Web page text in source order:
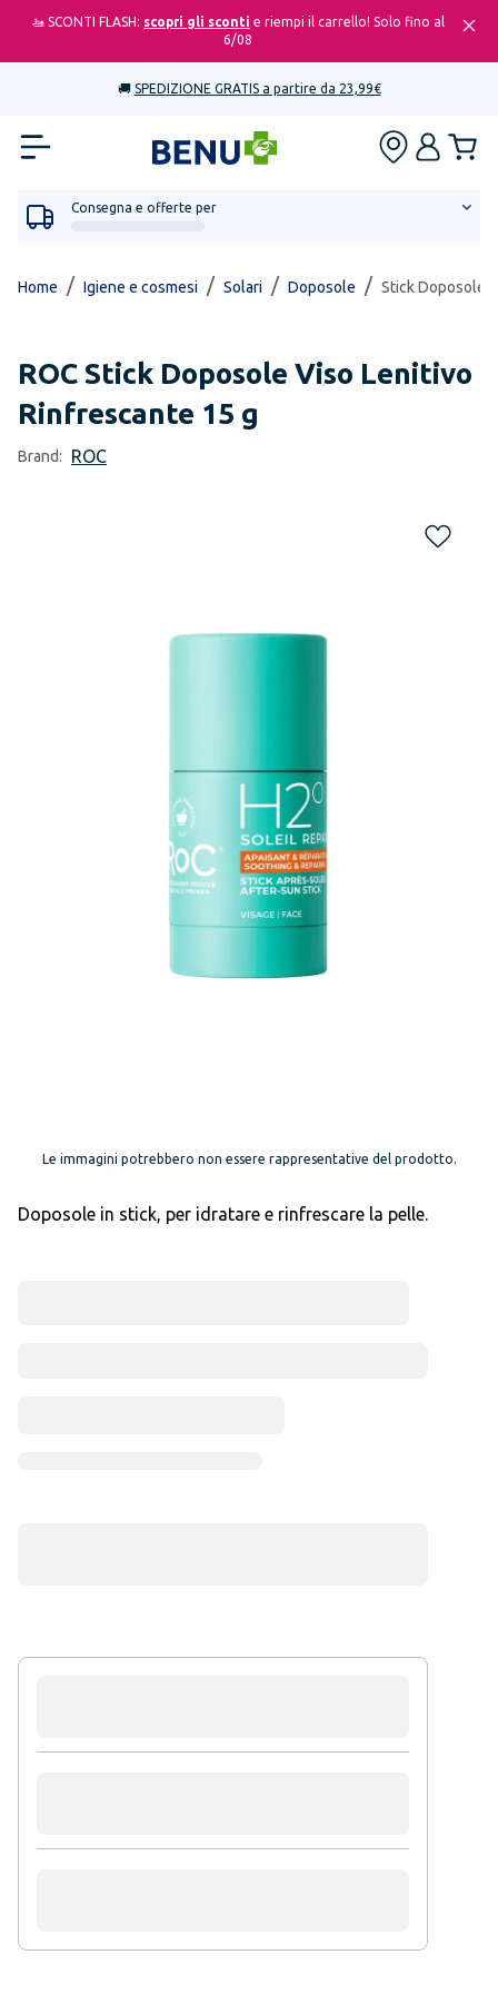
🚤 SCONTI FLASH: scopri gli sconti e riempi il carrello! Solo fino al
6/08
🚚 SPEDIZIONE GRATIS a partire da 23,99€
Consegna e offerte per
Home / Igiene e cosmesi / Solari / Doposole / Stick Doposole
ROC Stick Doposole Viso Lenitivo
Rinfrescante 15 g
Brand: ROC
Le immagini potrebbero non essere rappresentative del prodotto.
Doposole in stick, per idratare e rinfrescare la pelle.